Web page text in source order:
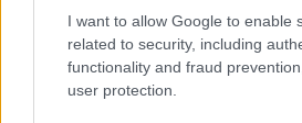
I want to allow Google to enable
related to security, including
functionality and fraud
user protection.
box and papers
Marca:Omega
Modello:Omega - Classic